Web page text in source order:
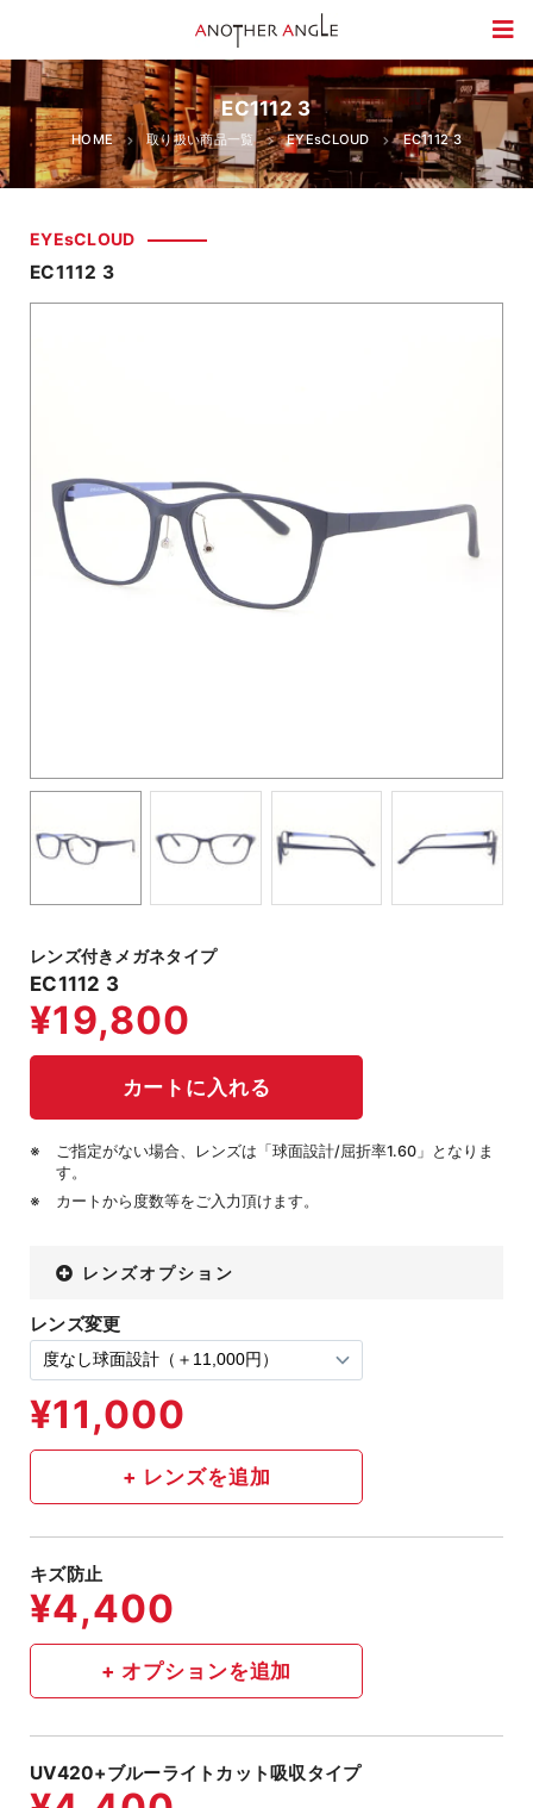
EC1112 3
HOME 取り扱い商品一覧 EYEsCLOUD EC1112 3
EYEsCLOUD
EC1112 3
レンズ付きメガネタイプ
EC1112 3
ご指定がない場合、レンズは「球面設計/屈折率1.60」となりま
す。
カートから度数等をご入力頂けます。
レンズオプション
レンズ変更
キズ防止
UV420+ブルーライトカット吸収タイプ